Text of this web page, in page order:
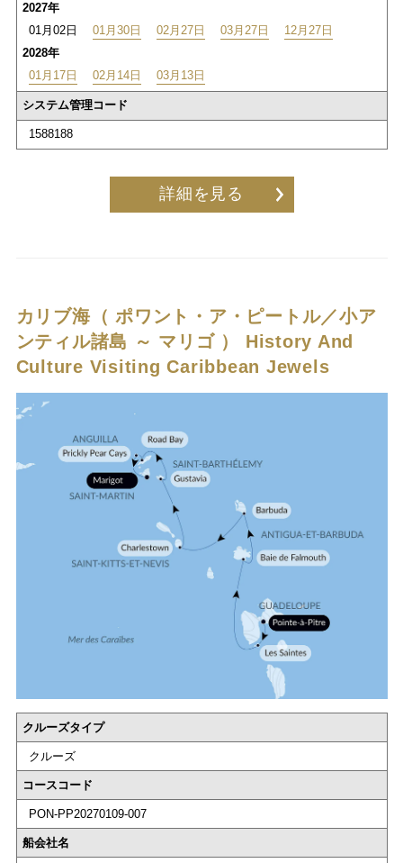
2027年
01月02日
01月30日 02月27日 03月27日
12月27日
2028年
01月17日
02月14日 03月13日
システム管理コード
1588188
詳細を見る
カリブ海（ ポワント・ア・ピートル／小ア
ンティル諸島 ～ マリゴ ） History And
Culture Visiting Caribbean Jewels
クルーズタイプ
クルーズ
コースコード
PON-PP20270109-007
船会社名